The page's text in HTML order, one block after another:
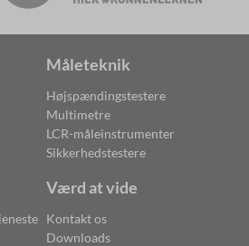
Måleteknik
Højspændingstestere
Multimetre
LCR-måleinstrumenter
Sikkerhedstestere
Værd at vide
Kontakt os
Downloads